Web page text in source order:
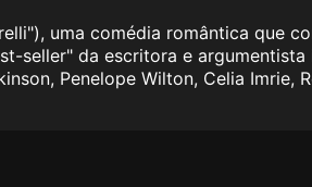
uma comédia romântica que
seller" da escritora e
Penelope Wilton, Celia Imrie,